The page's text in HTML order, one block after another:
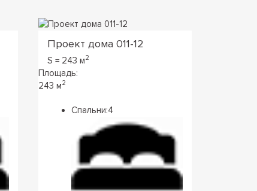
Проект дома 011-12
S = 243 м2
Площадь:
243 м2
Спальни:4